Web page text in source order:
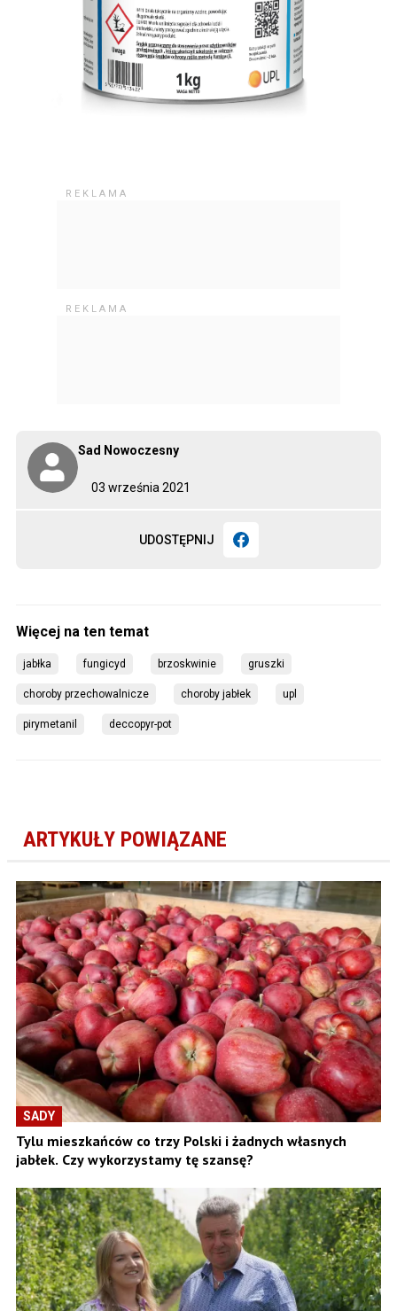
03 września 2021
Sad Nowoczesny
UDOSTĘPNIJ
jabłka fungicyd brzoskwinie gruszki
choroby przechowalnicze choroby jabłek upl
pirymetanil deccopyr-pot
ARTYKUŁY POWIĄZANE
SADY
Tylu mieszkańców co trzy Polski i żadnych własnych
jabłek. Czy wykorzystamy tę szansę?